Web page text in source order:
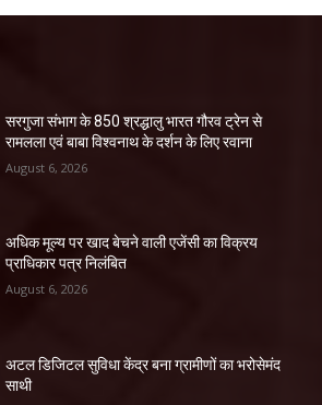
सरगुजा संभाग के 850 श्रद्धालु भारत गौरव ट्रेन से
रामलला एवं बाबा विश्वनाथ के दर्शन के लिए रवाना
August 6, 2026
अधिक मूल्य पर खाद बेचने वाली एजेंसी का विक्रय
प्राधिकार पत्र निलंबित
August 6, 2026
अटल डिजिटल सुविधा केंद्र बना ग्रामीणों का भरोसेमंद
साथी